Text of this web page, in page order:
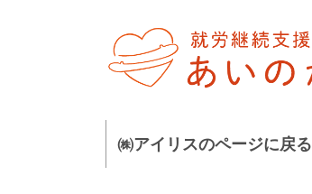
㈱アイリスのページに戻る